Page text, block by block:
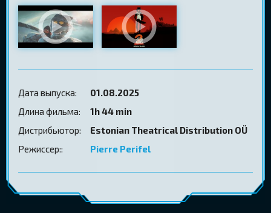
Дата выпуска:
01.08.2025
Длина фильма:
1h 44 min
Дистрибьютор:
Estonian Theatrical Distribution OÜ
Режиссер::
Pierre Perifel